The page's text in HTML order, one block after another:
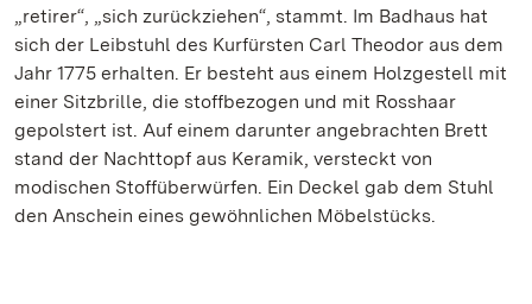
„retirer“, „sich zurückziehen“, stammt. Im Badhaus hat
sich der Leibstuhl des Kurfürsten Carl Theodor aus dem
Jahr 1775 erhalten. Er besteht aus einem Holzgestell mit
einer Sitzbrille, die stoffbezogen und mit Rosshaar
gepolstert ist. Auf einem darunter angebrachten Brett
stand der Nachttopf aus Keramik, versteckt von
modischen Stoffüberwürfen. Ein Deckel gab dem Stuhl
den Anschein eines gewöhnlichen Möbelstücks.